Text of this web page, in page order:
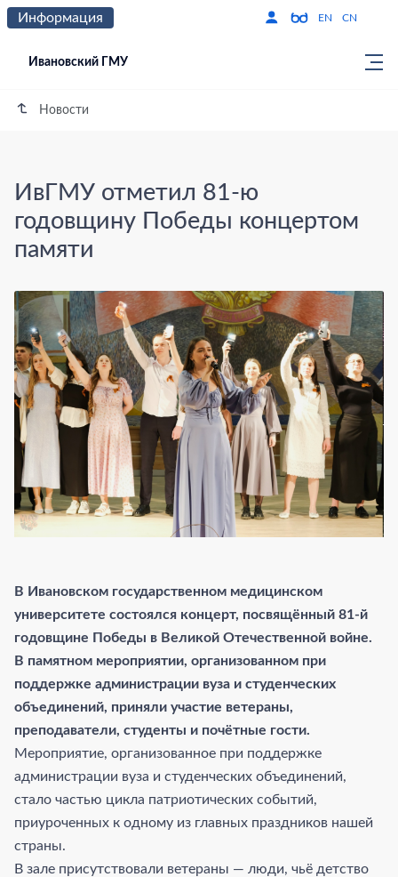
Информация Версия для
EN CN
Ивановский ГМУ
Новости
ИвГМУ отметил 81-ю
годовщину Победы концертом
памяти
ИвГМУ отметил 81-ю годовщину
В Ивановском государственном медицинском
университете состоялся концерт, посвящённый 81-й
годовщине Победы в Великой Отечественной войне.
В памятном мероприятии, организованном при
поддержке администрации вуза и студенческих
объединений, приняли участие ветераны,
преподаватели, студенты и почётные гости.
Мероприятие, организованное при поддержке
администрации вуза и студенческих объединений,
стало частью цикла патриотических событий,
приуроченных к одному из главных праздников нашей
страны.
В зале присутствовали ветераны — люди, чьё детство